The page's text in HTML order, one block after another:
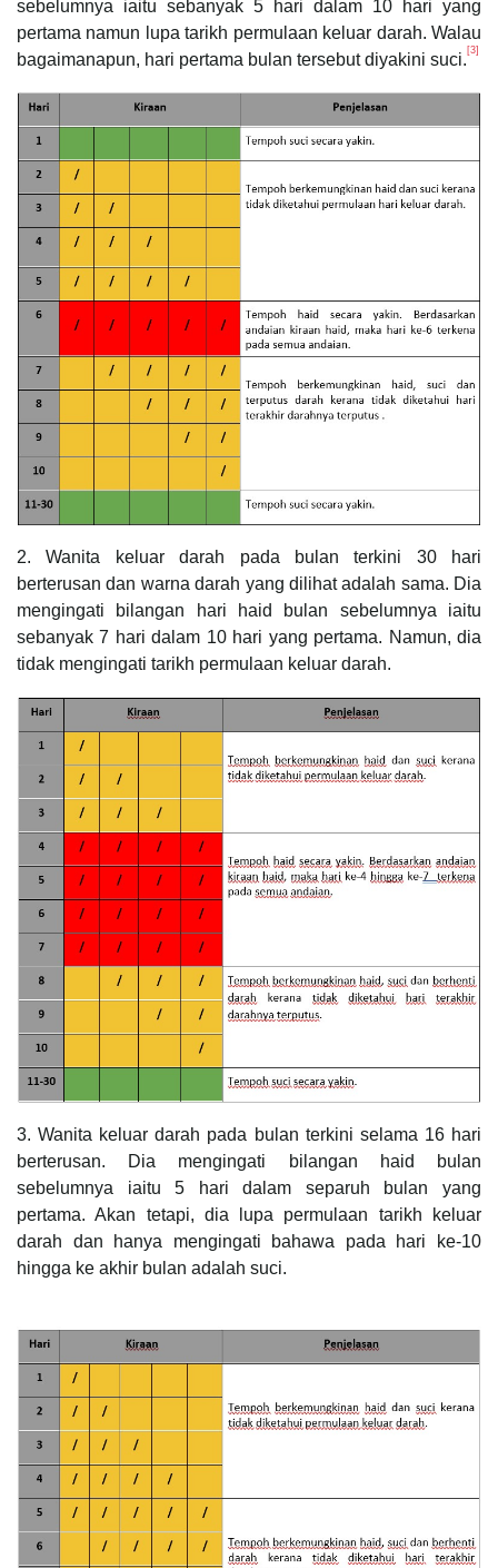
sebelumnya iaitu sebanyak 5 hari dalam 10 hari yang
pertama namun lupa tarikh permulaan keluar darah. Walau
bagaimanapun, hari pertama bulan tersebut diyakini suci. [3]
2. Wanita keluar darah pada bulan terkini 30 hari
berterusan dan warna darah yang dilihat adalah sama. Dia
mengingati bilangan hari haid bulan sebelumnya iaitu
sebanyak 7 hari dalam 10 hari yang pertama. Namun, dia
tidak mengingati tarikh permulaan keluar darah.
3. Wanita keluar darah pada bulan terkini selama 16 hari
berterusan. Dia mengingati bilangan haid bulan
sebelumnya iaitu 5 hari dalam separuh bulan yang
pertama. Akan tetapi, dia lupa permulaan tarikh keluar
darah dan hanya mengingati bahawa pada hari ke-10
hingga ke akhir bulan adalah suci.